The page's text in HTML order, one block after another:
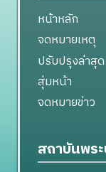
หน้าหลัก
จดหมายเหตุ
ปรับปรุงล่าสุด
สุ่มหน้า
จดหมายข่าว
สถาบันพร